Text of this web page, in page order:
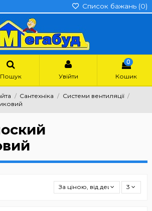
Список бажань (0)
Пошук Увійти
0
Кошик
Сантехніка
Системи вентиляції
За ціною, від дешевших
3